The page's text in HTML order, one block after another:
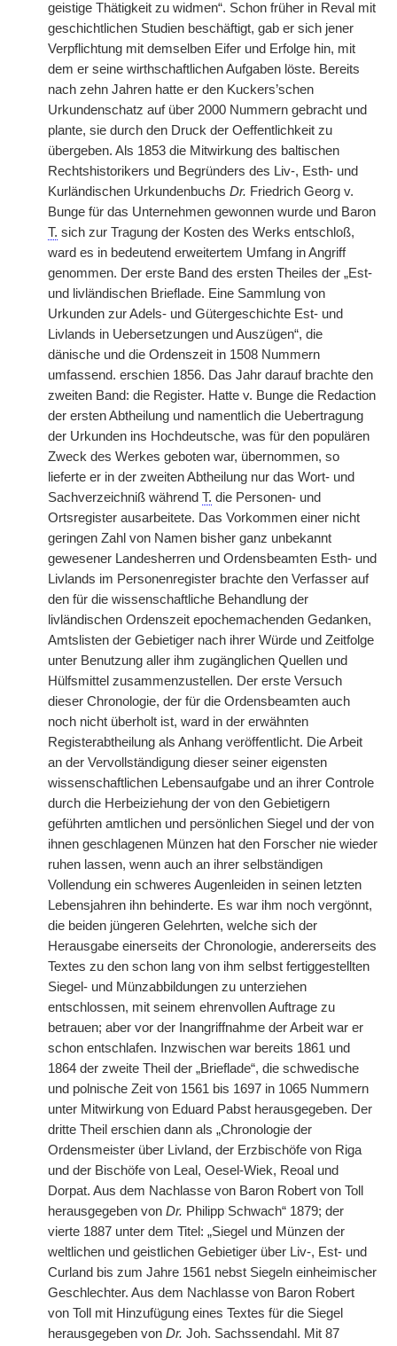
geistige Thätigkeit zu widmen“. Schon früher in Reval mit
geschichtlichen Studien beschäftigt, gab er sich jener
Verpflichtung mit demselben Eifer und Erfolge hin, mit
dem er seine wirthschaftlichen Aufgaben löste. Bereits
nach zehn Jahren hatte er den Kuckers’schen
Urkundenschatz auf über 2000 Nummern gebracht und
plante, sie durch den Druck der Oeffentlichkeit zu
übergeben. Als 1853 die Mitwirkung des baltischen
Rechtshistorikers und Begründers des Liv-, Esth- und
Kurländischen Urkundenbuchs Dr. Friedrich Georg v.
Bunge für das Unternehmen gewonnen wurde und Baron
T. sich zur Tragung der Kosten des Werks entschloß,
ward es in bedeutend erweitertem Umfang in Angriff
genommen. Der erste Band des ersten Theiles der „Est-
und livländischen Brieflade. Eine Sammlung von
Urkunden zur Adels- und Gütergeschichte Est- und
Livlands in Uebersetzungen und Auszügen“, die
dänische und die Ordenszeit in 1508 Nummern
umfassend. erschien 1856. Das Jahr darauf brachte den
zweiten Band: die Register. Hatte v. Bunge die Redaction
der ersten Abtheilung und namentlich die Uebertragung
der Urkunden ins Hochdeutsche, was für den populären
Zweck des Werkes geboten war, übernommen, so
lieferte er in der zweiten Abtheilung nur das Wort- und
Sachverzeichniß während T. die Personen- und
Ortsregister ausarbeitete. Das Vorkommen einer nicht
geringen Zahl von Namen bisher ganz unbekannt
gewesener Landesherren und Ordensbeamten Esth- und
Livlands im Personenregister brachte den Verfasser auf
den für die wissenschaftliche Behandlung der
livländischen Ordenszeit epochemachenden Gedanken,
Amtslisten der Gebietiger nach ihrer Würde und Zeitfolge
unter Benutzung aller ihm zugänglichen Quellen und
Hülfsmittel zusammenzustellen. Der erste Versuch
dieser Chronologie, der für die Ordensbeamten auch
noch nicht überholt ist, ward in der erwähnten
Registerabtheilung als Anhang veröffentlicht. Die Arbeit
an der Vervollständigung dieser seiner eigensten
wissenschaftlichen Lebensaufgabe und an ihrer Controle
durch die Herbeiziehung der von den Gebietigern
geführten amtlichen und persönlichen Siegel und der von
ihnen geschlagenen Münzen hat den Forscher nie wieder
ruhen lassen, wenn auch an ihrer selbständigen
Vollendung ein schweres Augenleiden in seinen letzten
Lebensjahren ihn behinderte. Es war ihm noch vergönnt,
die beiden jüngeren Gelehrten, welche sich der
Herausgabe einerseits der Chronologie, andererseits des
Textes zu den schon lang von ihm selbst fertiggestellten
Siegel- und Münzabbildungen zu unterziehen
entschlossen, mit seinem ehrenvollen Auftrage zu
betrauen; aber vor der Inangriffnahme der Arbeit war er
schon entschlafen. Inzwischen war bereits 1861 und
1864 der zweite Theil der „Brieflade“, die schwedische
und polnische Zeit von 1561 bis 1697 in 1065 Nummern
unter Mitwirkung von Eduard Pabst herausgegeben. Der
dritte Theil erschien dann als „Chronologie der
Ordensmeister über Livland, der Erzbischöfe von Riga
und der Bischöfe von Leal, Oesel-Wiek, Reoal und
Dorpat. Aus dem Nachlasse von Baron Robert von Toll
herausgegeben von Dr. Philipp Schwach“ 1879; der
vierte 1887 unter dem Titel: „Siegel und Münzen der
weltlichen und geistlichen Gebietiger über Liv-, Est- und
Curland bis zum Jahre 1561 nebst Siegeln einheimischer
Geschlechter. Aus dem Nachlasse von Baron Robert
von Toll mit Hinzufügung eines Textes für die Siegel
herausgegeben von Dr. Joh. Sachssendahl. Mit 87